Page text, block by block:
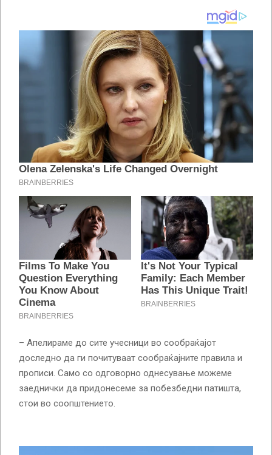
– Апелираме до сите учесници во сообраќајот
доследно да ги почитуваат сообраќајните правила и
прописи. Само со одговорно однесување можеме
заеднички да придонесеме за побезбедни патишта,
стои во соопштението.